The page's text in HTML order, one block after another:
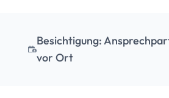
Besichtigung:
vor Ort